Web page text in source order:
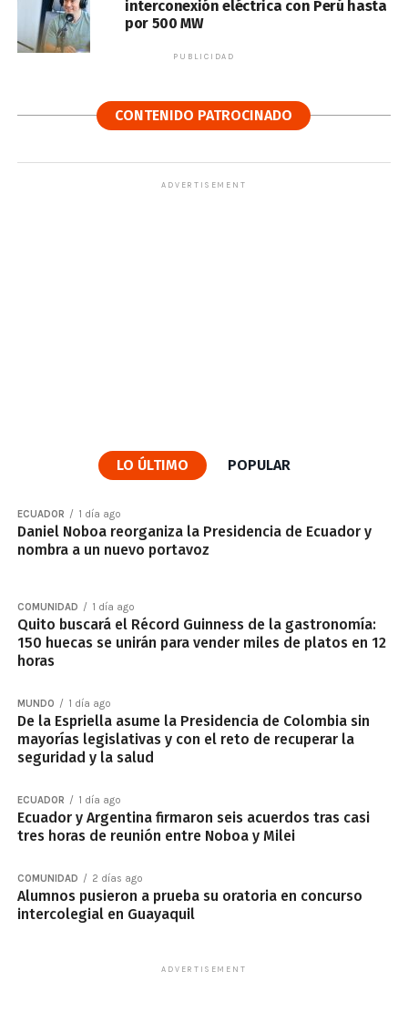
interconexión eléctrica con Perú hasta
por 500 MW
PUBLICIDAD
CONTENIDO PATROCINADO
ADVERTISEMENT
LO ÚLTIMO POPULAR
ECUADOR 1 día ago
Daniel Noboa reorganiza la Presidencia de Ecuador y
nombra a un nuevo portavoz
COMUNIDAD 1 día ago
Quito buscará el Récord Guinness de la gastronomía:
150 huecas se unirán para vender miles de platos en 12
horas
MUNDO 1 día ago
De la Espriella asume la Presidencia de Colombia sin
mayorías legislativas y con el reto de recuperar la
seguridad y la salud
ECUADOR 1 día ago
Ecuador y Argentina firmaron seis acuerdos tras casi
tres horas de reunión entre Noboa y Milei
COMUNIDAD 2 días ago
Alumnos pusieron a prueba su oratoria en concurso
intercolegial en Guayaquil
ADVERTISEMENT